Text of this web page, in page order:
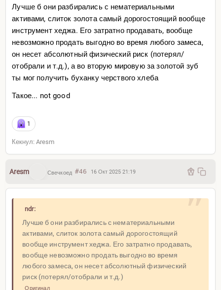
Лучше б они разбирались с нематериальными
активами, слиток золота самый дорогостоящий вообще
инструмент хеджа. Его затратно продавать, вообще
невозможно продать выгодно во время любого замеса,
он несет абсолютный физический риск (потерял/
отобрали и т.д.), а во вторую мировую за золотой зуб
ты мог получить буханку черствого хлеба
Такое... not good
1
Кекнул: Aresm
Aresm Свечкоед #46 16 Окт 2025 21:19
ndr:
Лучше б они разбирались с нематериальными
активами, слиток золота самый дорогостоящий
вообще инструмент хеджа. Его затратно продавать,
вообще невозможно продать выгодно во время
любого замеса, он несет абсолютный физический
риск (потерял/отобрали и т.д.)
Оригинал